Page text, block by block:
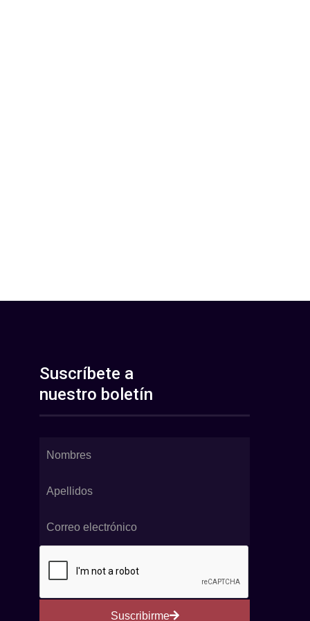
Suscríbete a
nuestro boletín
Suscribirme